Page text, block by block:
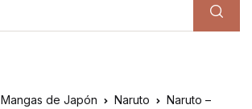
Mangas de Japón Naruto
Naruto –